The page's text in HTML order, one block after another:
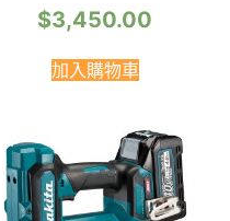
$3,450.00
加入購物車